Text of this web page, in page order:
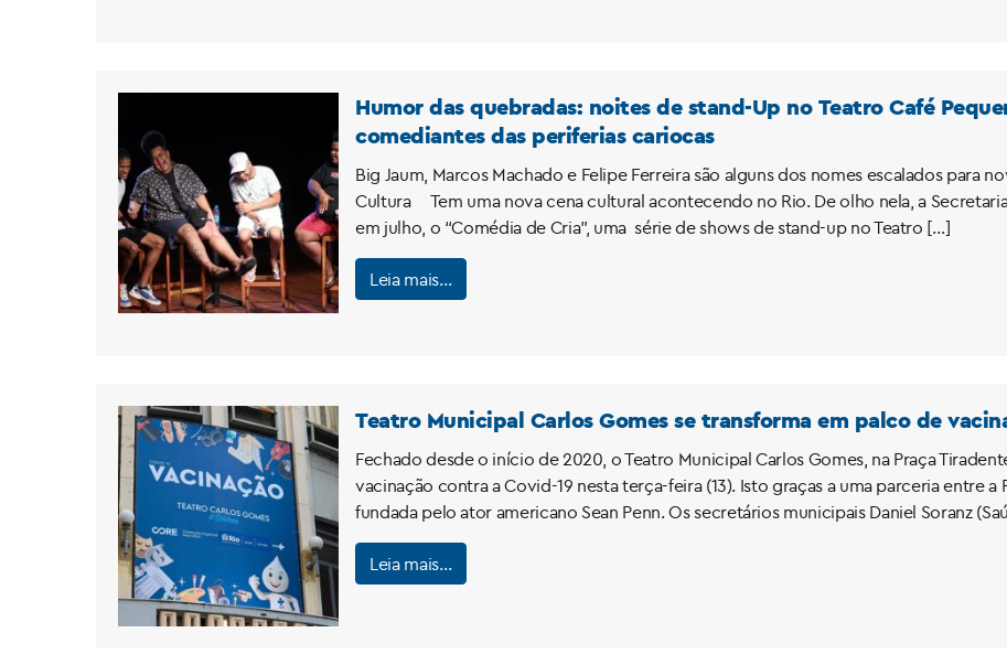
Humor das quebradas: noites de stand-Up no Teatro Café
comediantes das periferias cariocas
Big Jaum, Marcos Machado e Felipe Ferreira são alguns dos nomes escalados para
Cultura Tem uma nova cena cultural acontecendo no Rio. De olho nela, a
em julho, o “Comédia de Cria”, uma série de shows de stand-up no Teatro […]
Leia mais…
Teatro Municipal Carlos Gomes se transforma em palco de
Fechado desde o início de 2020, o Teatro Municipal Carlos Gomes, na Praça
vacinação contra a Covid-19 nesta terça-feira (13). Isto graças a uma parceria entre a
fundada pelo ator americano Sean Penn. Os secretários municipais Daniel Soranz
Leia mais…